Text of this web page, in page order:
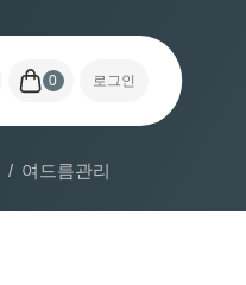
0 로그인
여드름관리